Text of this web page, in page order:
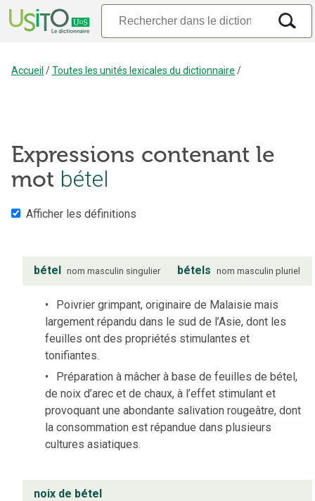
Accueil /Toutes les unités lexicales du dictionnaire /
Expressions contenant le
mot bétel
Afficher les définitions
bétel nom masculin singulier bétels nom masculin pluriel
Poivrier grimpant, originaire de Malaisie mais
largement répandu dans le sud de l’Asie, dont les
feuilles ont des propriétés stimulantes et
tonifiantes.
Préparation à mâcher à base de feuilles de bétel,
de noix d’arec et de chaux, à l’effet stimulant et
provoquant une abondante salivation rougeâtre, dont
la consommation est répandue dans plusieurs
cultures asiatiques.
noix de bétel